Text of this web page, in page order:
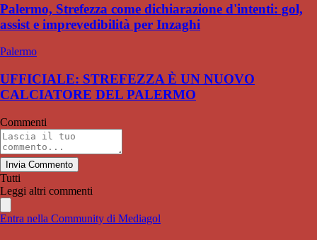
Palermo, Strefezza come dichiarazione d'intenti: gol,
assist e imprevedibilità per Inzaghi
Palermo
UFFICIALE: STREFEZZA È UN NUOVO
CALCIATORE DEL PALERMO
Commenti
Invia Commento
Tutti
Leggi altri commenti
Entra nella Community di Mediagol